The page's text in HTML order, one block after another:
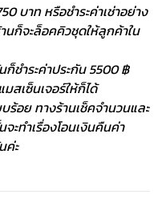
บาท หรือชำระค่าเช่าอย่าง
นก็จะล็อคคิวชุดให้ลูกค้าใน
ก็ชำระค่าประกัน 5500 ฿
สเซ็นเจอร์ให้ก็ได้
ร้อย ทางร้านเช็คจำนวนและ
ะทำเรื่องโอนเงินคืนค่า
ค่ะ